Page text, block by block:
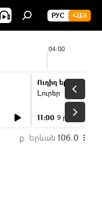
РУС ՀԱՅ
04:00
Ուղիղ եթեր
Լուրեր
11:00 9 ր
ք. Երևան 106.0